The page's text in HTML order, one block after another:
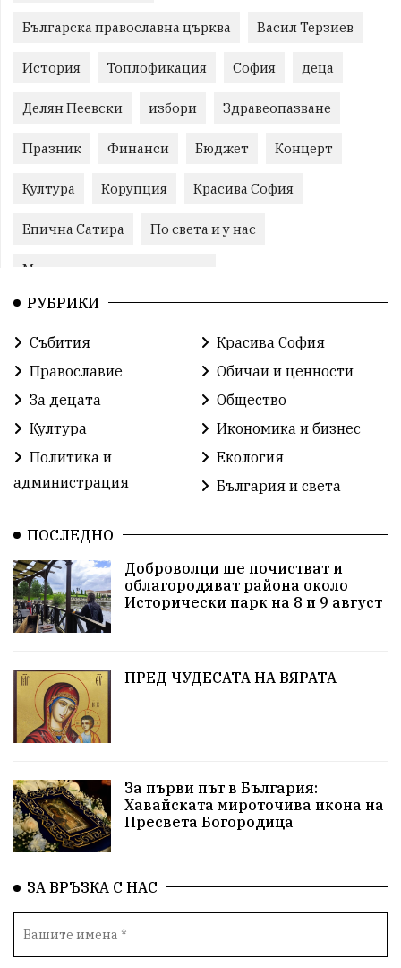
Българска православна църква Васил Терзиев
История Топлофикация София деца
Делян Пеевски избори Здравеопазване
Празник Финанси Бюджет Концерт
Култура Корупция Красива София
Епична Сатира По света и у нас
Международни отношения
конституционен съд
българската общност Исторически парк
Доброволци Слатина
Икономика Красива България измама
Европа Актуално Туризъм Бизнес
абсурд Здравословно хранене
Коледа Чиста София
Софийски общински съвет
Общински съвет Величие Финландия
Образование Борисов Кольо Парамов
Автопоход Костинброд
Столичен общински съвет Маратон кауза
РУБРИКИ
Събития
Красива София
Православие
Обичаи и ценности
За децата
Общество
Култура
Икономика и бизнес
Политика и
администрация
Екология
България и света
ПОСЛЕДНО
Доброволци ще почистват и
облагородяват района около
Исторически парк на 8 и 9 август
ПРЕД ЧУДЕСАТА НА ВЯРАТА
За първи път в България:
Хавайската мироточива икона на
Пресвета Богородица
ЗА ВРЪЗКА С НАС